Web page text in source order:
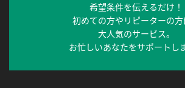
希望条件を伝えるだけ！
初めての方やリピーターの方
大人気のサービス。
お忙しいあなたをサポートし